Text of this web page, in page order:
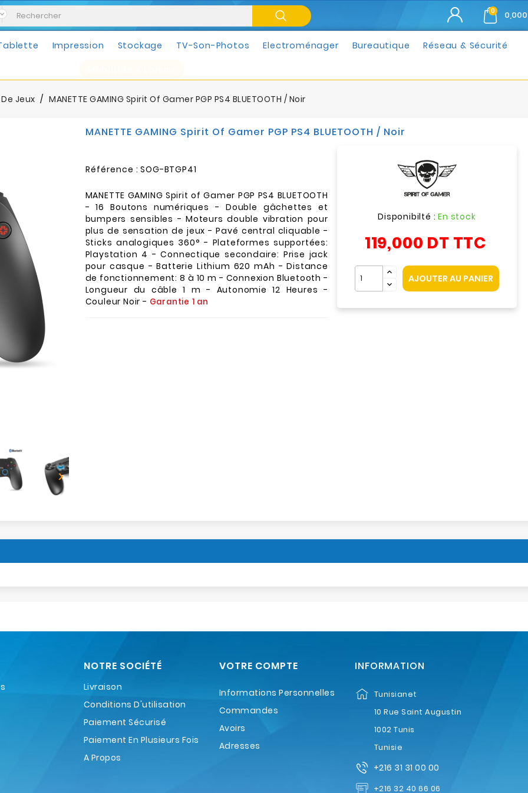
0
Impression Stockage TV-Son-Photos Electroménager Bureautique Réseau & Sécurité
Jeux MANETTE GAMING Spirit Of Gamer PGP PS4 BLUETOOTH / Noir

MANETTE GAMING Spirit Of Gamer PGP PS4 BLUETOOTH / Noir
Référence : SOG-BTGP41
MANETTE GAMING Spirit of Gamer PGP PS4 BLUETOOTH
- 16 Boutons numériques - Double gâchettes et
bumpers sensibles - Moteurs double vibration pour
plus de sensation de jeux - Pavé central cliquable -
Sticks analogiques 360° - Plateformes supportées:
Playstation 4 - Connectique secondaire: Prise jack
pour casque - Batterie Lithium 620 mAh - Distance
de fonctionnement: 8 à 10 m - Connexion Bluetooth -
Longueur du câble 1 m - Autonomie 12 Heures -
Couleur Noir - Garantie 1 an
Disponibilté :En stock
119,000 DT TTC
AJOUTER AU PANIER
NOTRE SOCIÉTÉ
Livraison
Conditions D'utilisation
Paiement Sécurisé
Paiement En Plusieurs Fois
A Propos
VOTRE COMPTE
Informations Personnelles
Commandes
Avoirs
Adresses
INFORMATION
Tunisianet
10 Rue Saint Augustin
1002 Tunis
Tunisie
+216 31 31 00 00
+216 32 40 66 06